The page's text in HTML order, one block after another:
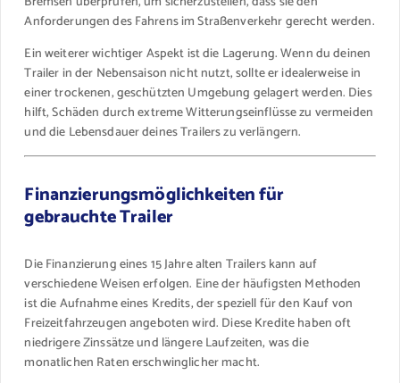
Anforderungen des Fahrens im Straßenverkehr gerecht werden.
Ein weiterer wichtiger Aspekt ist die Lagerung. Wenn du deinen
Trailer in der Nebensaison nicht nutzt, sollte er idealerweise in
einer trockenen, geschützten Umgebung gelagert werden. Dies
hilft, Schäden durch extreme Witterungseinflüsse zu vermeiden
und die Lebensdauer deines Trailers zu verlängern.
Finanzierungsmöglichkeiten für
gebrauchte Trailer
Die Finanzierung eines 15 Jahre alten Trailers kann auf
verschiedene Weisen erfolgen. Eine der häufigsten Methoden
ist die Aufnahme eines Kredits, der speziell für den Kauf von
Freizeitfahrzeugen angeboten wird. Diese Kredite haben oft
niedrigere Zinssätze und längere Laufzeiten, was die
monatlichen Raten erschwinglicher macht.